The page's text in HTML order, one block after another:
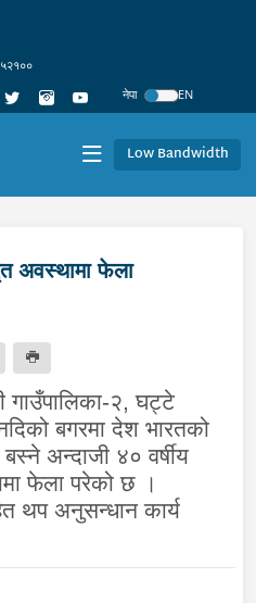
नेपा
EN
Low Bandwidth
अवस्थामा फेला
गाउँपालिका-२, घट्टे
बगरमा देश भारतको
बस्ने अन्दाजी ४० वर्षीय
फेला परेको छ ।
थप अनुसन्धान कार्य